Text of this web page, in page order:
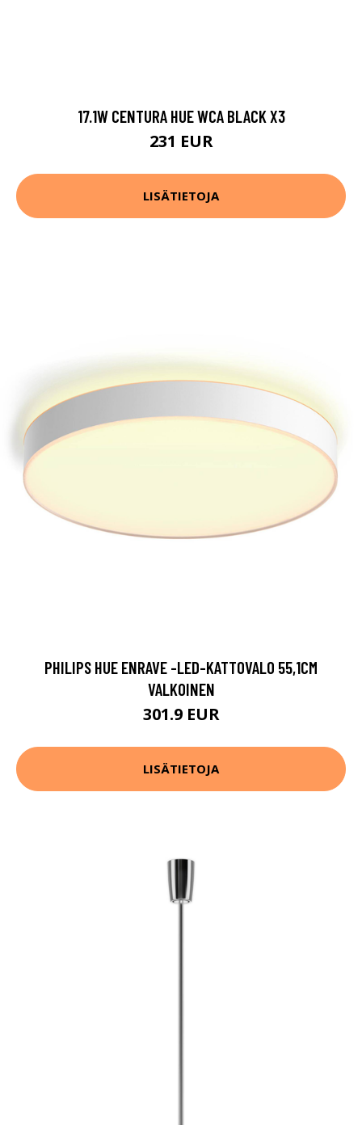
17.1W CENTURA HUE WCA BLACK X3
231 EUR
LISÄTIETOJA
PHILIPS HUE ENRAVE -LED-KATTOVALO 55,1CM
VALKOINEN
301.9 EUR
LISÄTIETOJA